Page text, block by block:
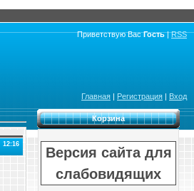
Приветствую Вас Гость|RSS
Главная | Регистрация | Вход
12:16
Корзина
Версия сайта для
слабовидящих